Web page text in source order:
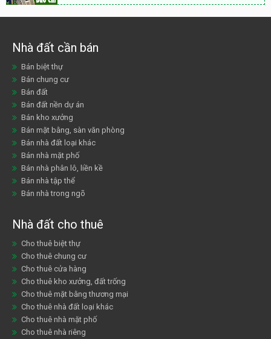
Nhà đất cần bán
Bán biệt thự
Bán chung cư
Bán đất
Bán đất nền dự án
Bán kho xưởng
Bán mặt bằng, sàn văn phòng
Bán nhà đất loại khác
Bán nhà mặt phố
Bán nhà phân lô, liền kề
Bán nhà tập thể
Bán nhà trong ngõ
Nhà đất cho thuê
Cho thuê biệt thự
Cho thuê chung cư
Cho thuê cửa hàng
Cho thuê kho xưởng, đất trống
Cho thuê mặt bằng thương mại
Cho thuê nhà đất loại khác
Cho thuê nhà mặt phố
Cho thuê nhà riêng